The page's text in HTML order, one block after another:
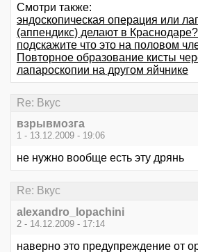
Смотри также:
эндоскопическая операция или
(аппендикс) делают в Краснодаре?
подскажите что это на половом
Повторное образование кисты
лапароскопии на другом яйчнике
Re: Вкус
взрывмозга
1 - 13.12.2009 - 19:06
не нужно вообще есть эту дрянь
Re: Вкус
alexandro_lopachini
2 - 14.12.2009 - 17:14
наверно это предупреждение от